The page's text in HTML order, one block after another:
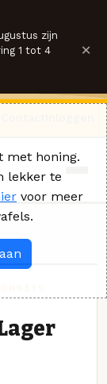
zijn
1 tot 4
×
met honing.
lekker te
voor meer